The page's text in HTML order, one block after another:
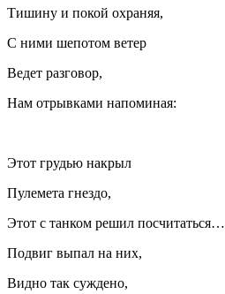
Тишину и покой охраняя,
С ними шепотом ветер
Ведет разговор,
Нам отрывками напоминая:
Этот грудью накрыл
Пулемета гнездо,
Этот с танком решил посчитаться…
Подвиг выпал на них,
Видно так суждено,